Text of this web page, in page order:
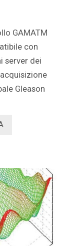
GAMATM
con
server dei
Gleason